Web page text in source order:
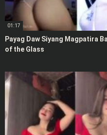
01:17
Payag Daw Siyang Magpatira
of the Glass